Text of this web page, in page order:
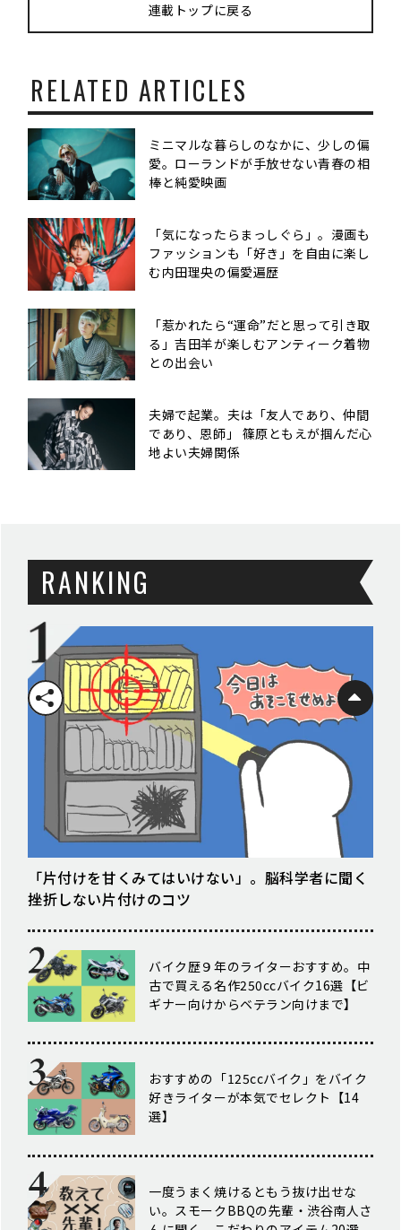
連載トップに戻る
RELATED ARTICLES
ミニマルな暮らしのなかに、少しの偏
愛。ローランドが手放せない青春の相
棒と純愛映画
「気になったらまっしぐら」。漫画も
ファッションも「好き」を自由に楽し
む内田理央の偏愛遍歴
「惹かれたら“運命”だと思って引き取
る」吉田羊が楽しむアンティーク着物
との出会い
夫婦で起業。夫は「友人であり、仲間
であり、恩師」 篠原ともえが掴んだ心
地よい夫婦関係
RANKING
「片付けを甘くみてはいけない」。脳科学者に聞く
挫折しない片付けのコツ
バイク歴９年のライターおすすめ。中
古で買える名作250ccバイク16選【ビ
ギナー向けからベテラン向けまで】
おすすめの「125ccバイク」をバイク
好きライターが本気でセレクト【14
選】
一度うまく焼けるともう抜け出せな
い。スモークBBQの先輩・渋谷南人さ